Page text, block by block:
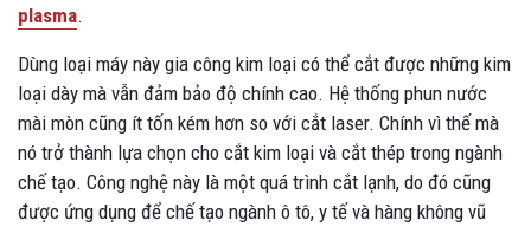
plasma.
Dùng loại máy này gia công kim loại có thể cắt được những kim
loại dày mà vẫn đảm bảo độ chính cao. Hệ thống phun nước
mài mòn cũng ít tốn kém hơn so với cắt laser. Chính vì thế mà
nó trở thành lựa chọn cho cắt kim loại và cắt thép trong ngành
chế tạo. Công nghệ này là một quá trình cắt lạnh, do đó cũng
được ứng dụng để chế tạo ngành ô tô, y tế và hàng không vũ